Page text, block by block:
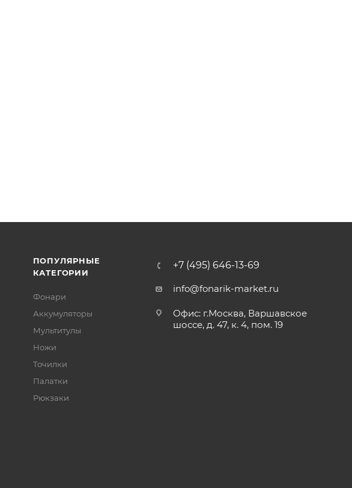
ПОПУЛЯРНЫЕ
КАТЕГОРИИ
Фонари
Аккумуляторы
Мультитулы
Ножи
Точилки
Палатки
Рюкзаки
+7 (495) 646-13-69
info@fonarik-market.ru
Офис: г.Москва, Варшавское
шоссе, д. 47, к. 4, пом. 19